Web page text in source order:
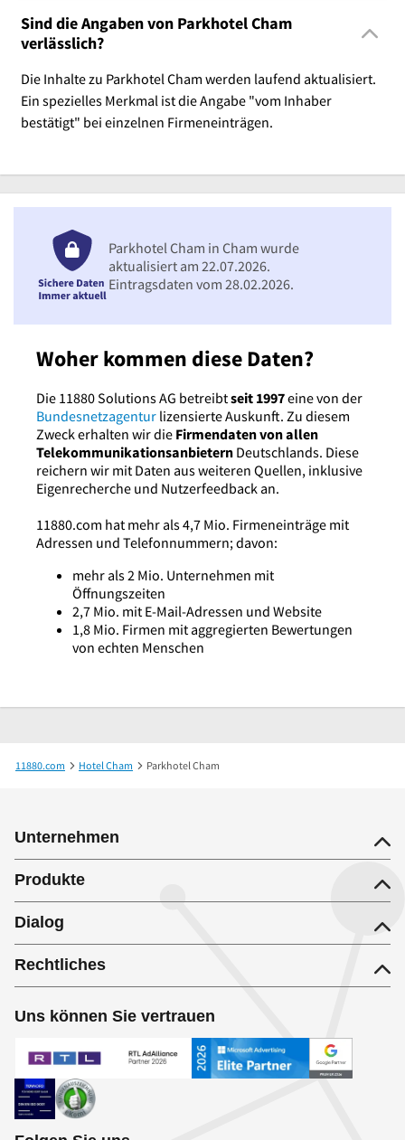
Sind die Angaben von Parkhotel Cham
verlässlich?
Die Inhalte zu Parkhotel Cham werden laufend aktualisiert.
Ein spezielles Merkmal ist die Angabe "vom Inhaber
bestätigt" bei einzelnen Firmeneinträgen.
Woher kommen diese Daten?
Die 11880 Solutions AG betreibtseit 1997eine von der
Bundesnetzagentur lizensierte Auskunft. Zu diesem
Zweck erhalten wir die Firmendaten von allen
Telekommunikationsanbietern Deutschlands. Diese
reichern wir mit Daten aus weiteren Quellen, inklusive
Eigenrecherche und Nutzerfeedback an.
11880.com hat mehr als 4,7 Mio. Firmeneinträge mit
Adressen und Telefonnummern; davon:
mehr als 2 Mio. Unternehmen mit
Öffnungszeiten
2,7 Mio. mit E-Mail-Adressen und Website
1,8 Mio. Firmen mit aggregierten Bewertungen
von echten Menschen
Parkhotel Cham in Cham wurde
aktualisiert am 22.07.2026.
Eintragsdaten vom 28.02.2026.
11880.com Hotel Cham Parkhotel Cham
Unternehmen
Produkte
Dialog
Rechtliches
Uns können Sie vertrauen